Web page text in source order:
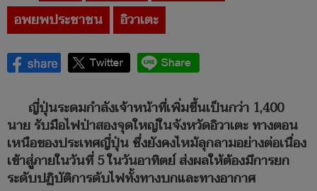
อพยพประชาชน
อิวาเตะ
ญี่ปุ่นระดมกำลังเจ้าหน้าที่เพิ่มขึ้นเป็นกว่า 1,400
นาย รับมือไฟป่าสองจุดใหญ่ในจังหวัดอิวาเตะ ทางตอน
เหนือของประเทศญี่ปุ่น ซึ่งยังคงไหม้ลุกลามอย่างต่อเนื่อง
เข้าสู่ภายในวันที่ 5 ในวันอาทิตย์ ส่งผลให้ต้องมีการยก
ระดับปฏิบัติการดับไฟทั้งทางบกและทางอากาศ